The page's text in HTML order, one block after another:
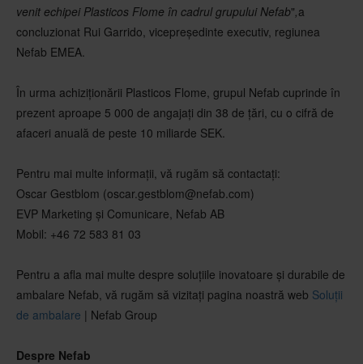
venit echipei Plasticos Flome în cadrul grupului Nefab",a
concluzionat Rui Garrido, vicepreședinte executiv, regiunea
Nefab EMEA.
În urma achiziționării Plasticos Flome, grupul Nefab cuprinde în
prezent aproape 5 000 de angajați din 38 de țări, cu o cifră de
afaceri anuală de peste 10 miliarde SEK.
Pentru mai multe informații, vă rugăm să contactați:
Oscar Gestblom (oscar.gestblom@nefab.com)
EVP Marketing și Comunicare, Nefab AB
Mobil: +46 72 583 81 03
Pentru a afla mai multe despre soluțiile inovatoare și durabile de
ambalare Nefab, vă rugăm să vizitați pagina noastră web Soluții
de ambalare | Nefab Group
Despre Nefab